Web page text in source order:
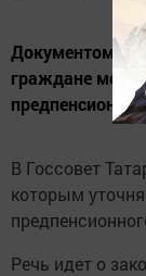
Документом
граждане
В Госсовет
которым
Речь идет о